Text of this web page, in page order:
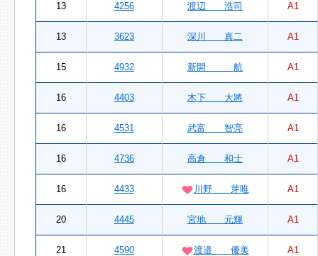
13 4256 渡辺 浩司 A1
13 3623 深川 真二 A1
15 4932 新開 航 A1
16 4403 木下 大將 A1
16 4531 武富 智亮 A1
16 4736 高倉 和士 A1
16 4433 川野 芽唯 A1
20 4445 宮地 元輝 A1
21 4590 渡邉 優美 A1